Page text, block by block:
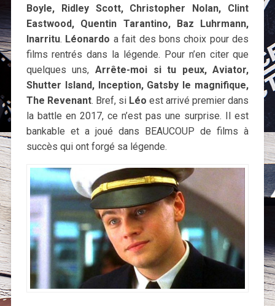
Boyle, Ridley Scott, Christopher Nolan, Clint
Eastwood, Quentin Tarantino, Baz Luhrmann,
Inarritu. Léonardo a fait des bons choix pour des
films rentrés dans la légende. Pour n’en citer que
quelques uns, Arrête-moi si tu peux, Aviator,
Shutter Island, Inception, Gatsby le magnifique,
The Revenant. Bref, si Léo est arrivé premier dans
la battle en 2017, ce n’est pas une surprise. Il est
bankable et a joué dans BEAUCOUP de films à
succès qui ont forgé sa légende.